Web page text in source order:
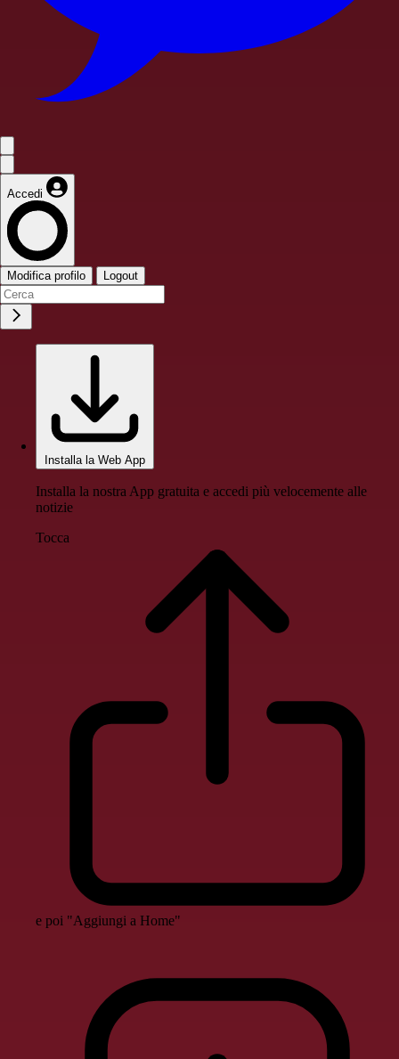
Accedi
Modifica profilo Logout
Installa la Web App
Installa la nostra App gratuita e accedi più velocemente alle
notizie
Tocca
e poi "Aggiungi a Home"